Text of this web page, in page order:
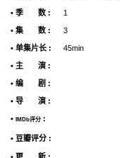
• 季 数 : 1
• 集 数 : 3
• 单集片长 : 45min
• 主 演 :
• 编 剧 :
• 导 演 :
• IMDb评分 :
• 豆瓣评分 :